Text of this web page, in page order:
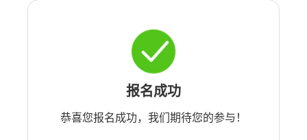
报名成功
恭喜您报名成功，我们期待您的参与！